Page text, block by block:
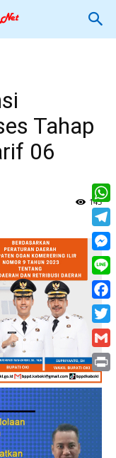
Tahap
06
145
Line
Print